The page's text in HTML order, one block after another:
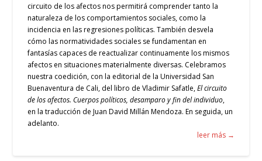
circuito de los afectos nos permitirá comprender tanto la
naturaleza de los comportamientos sociales, como la
incidencia en las regresiones políticas. También desvela
cómo las normatividades sociales se fundamentan en
fantasías capaces de reactualizar continuamente los mismos
afectos en situaciones materialmente diversas. Celebramos
nuestra coedición, con la editorial de la Universidad San
Buenaventura de Cali, del libro de Vladimir Safatle,El circuito
de los afectos. Cuerpos políticos, desamparo y fin del individuo,
en la traducción de Juan David Millán Mendoza. En seguida, un
adelanto.
leer más →